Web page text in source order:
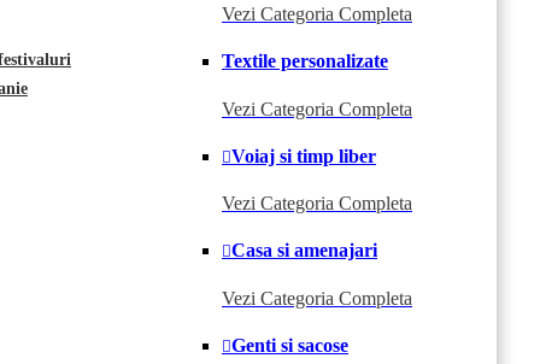
Vezi Categoria Completa
Textile personalizate
Vezi Categoria Completa
Voiaj si timp liber
Vezi Categoria Completa
Casa si amenajari
Vezi Categoria Completa
Genti si sacose